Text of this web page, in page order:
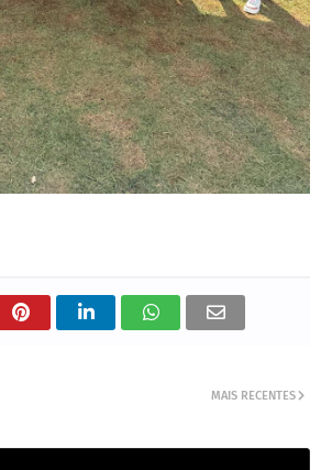
MAIS RECENTES